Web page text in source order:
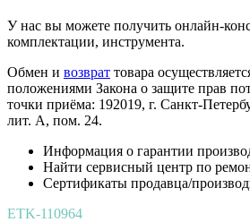
У нас вы можете получить онлайн-
комплектации, инструмента.
Обмен и возврат товара
положениями Закона о защите прав
точки приёма: 192019, г. Санкт-
лит. А, пом. 24.
Информация о гарантии
Найти сервисный центр по
Сертификаты продавца/
ETK-110964